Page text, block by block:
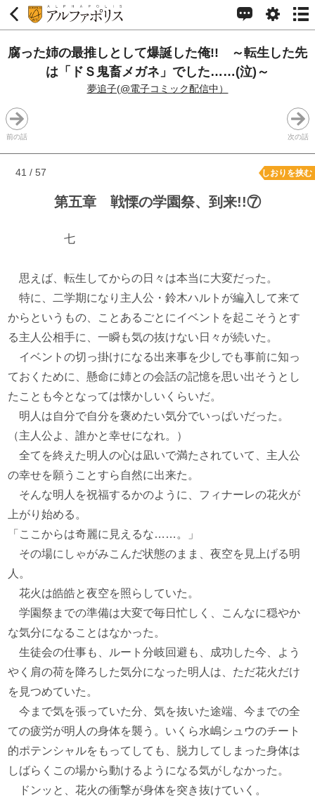
腐った姉の最推しとして爆誕した俺!! ～転生した先
は「ドＳ鬼畜メガネ」でした……(泣)～
夢追子(@電子コミック配信中）
前の話 次の話
41 / 57 しおりを挟む
第五章 戦慄の学園祭、到来!!⑦
七
思えば、転生してからの日々は本当に大変だった。
特に、二学期になり主人公・鈴木ハルトが編入して来て
からというもの、ことあるごとにイベントを起こそうとす
る主人公相手に、一瞬も気の抜けない日々が続いた。
イベントの切っ掛けになる出来事を少しでも事前に知っ
ておくために、懸命に姉との会話の記憶を思い出そうとし
たことも今となっては懐かしいくらいだ。
明人は自分で自分を褒めたい気分でいっぱいだった。
（主人公よ、誰かと幸せになれ。）
全てを終えた明人の心は凪いで満たされていて、主人公
の幸せを願うことすら自然に出来た。
そんな明人を祝福するかのように、フィナーレの花火が
上がり始める。
「ここからは奇麗に見えるな……。」
その場にしゃがみこんだ状態のまま、夜空を見上げる明
人。
花火は皓皓と夜空を照らしていた。
学園祭までの準備は大変で毎日忙しく、こんなに穏やか
な気分になることはなかった。
生徒会の仕事も、ルート分岐回避も、成功した今、よう
やく肩の荷を降ろした気分になった明人は、ただ花火だけ
を見つめていた。
今まで気を張っていた分、気を抜いた途端、今までの全
ての疲労が明人の身体を襲う。いくら水嶋シュウのチート
的ポテンシャルをもってしても、脱力してしまった身体は
しばらくこの場から動けるようになる気がしなかった。
ドンッと、花火の衝撃が身体を突き抜けていく。